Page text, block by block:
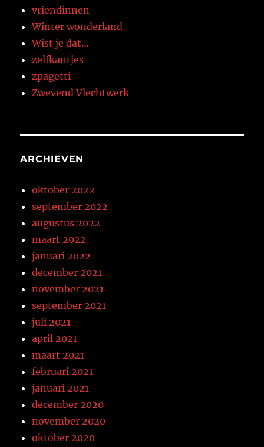
vriendinnen
Winter wonderland
Wist je dat…
zelfkantjes
zpagetti
Zwevend Vlechtwerk
ARCHIEVEN
oktober 2022
september 2022
augustus 2022
maart 2022
januari 2022
december 2021
november 2021
september 2021
juli 2021
april 2021
maart 2021
februari 2021
januari 2021
december 2020
november 2020
oktober 2020